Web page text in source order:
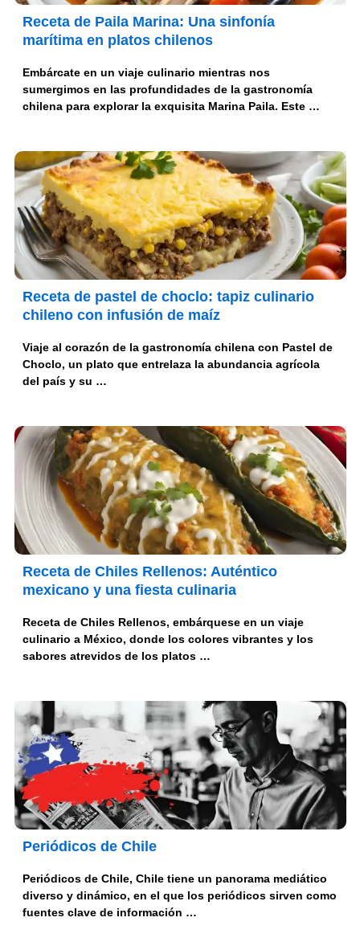
Receta de Paila Marina: Una sinfonía
marítima en platos chilenos
Embárcate en un viaje culinario mientras nos
sumergimos en las profundidades de la gastronomía
chilena para explorar la exquisita Marina Paila. Este …
Receta de pastel de choclo: tapiz culinario
chileno con infusión de maíz
Viaje al corazón de la gastronomía chilena con Pastel de
Choclo, un plato que entrelaza la abundancia agrícola
del país y su …
Receta de Chiles Rellenos: Auténtico
mexicano y una fiesta culinaria
Receta de Chiles Rellenos, embárquese en un viaje
culinario a México, donde los colores vibrantes y los
sabores atrevidos de los platos …
Periódicos de Chile
Periódicos de Chile, Chile tiene un panorama mediático
diverso y dinámico, en el que los periódicos sirven como
fuentes clave de información …